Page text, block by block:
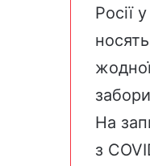
Росії
На
з